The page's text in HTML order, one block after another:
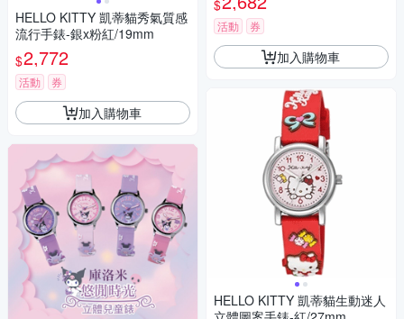
HELLO KITTY 凱蒂貓秀氣質感
流行手錶-銀x粉紅/19mm
$2,772
活動 券
加入購物車
$
活動 券
加入購物車
HELLO KITTY 凱蒂貓生動迷人